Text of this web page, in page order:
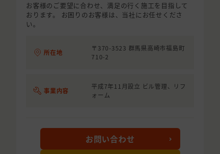
お客様のご要望に合わせ、満足の行く施工を目指して
おります。 お困りのお客様は、当社にお任せくださ
い。
所在地
〒370-3523 群馬県高崎市福島町
710-2
事業内容
平成7年11月設立 ビル管理、リフ
ォーム
お問い合わせ